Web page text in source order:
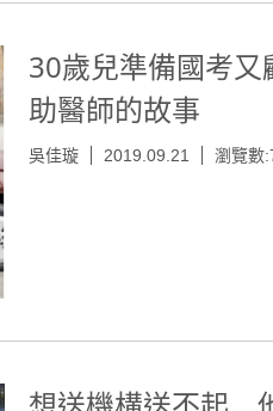
30歲兒準備國考
助醫師的故事
吳佳璇 2019.09.21 瀏覽數